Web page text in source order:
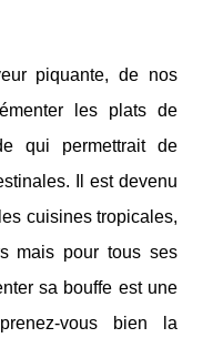
piquante, de nos
les plats de
qui permettrait de
Il est devenu
cuisines tropicales,
mais pour tous ses
sa bouffe est une
vous bien la